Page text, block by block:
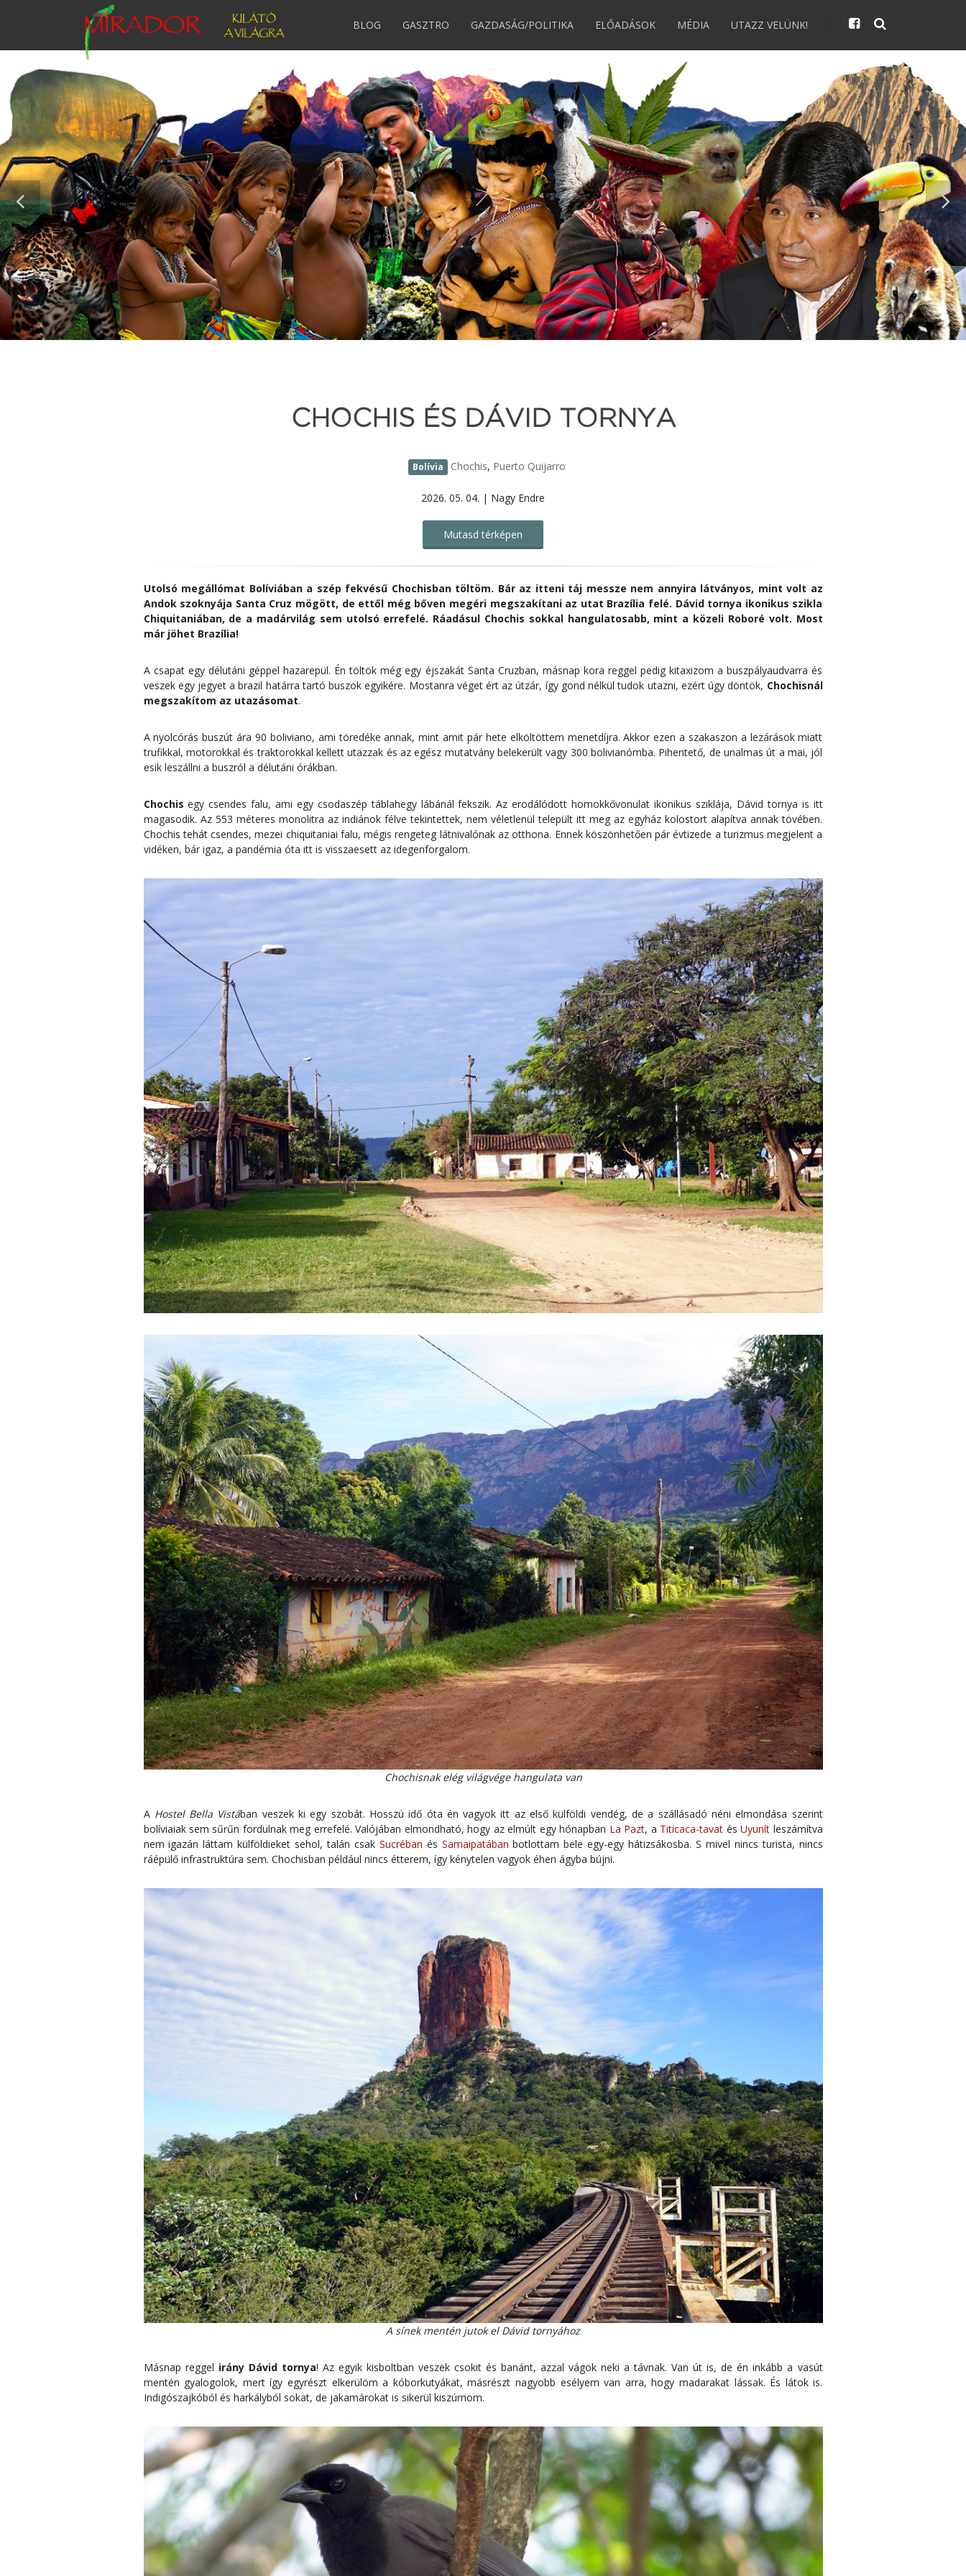
BLOG GASZTRO GAZDASÁG/POLITIKA ELŐADÁSOK MÉDIA UTAZZ VELÜNK!
CHOCHIS ÉS DÁVID TORNYA
Bolívia Chochis, Puerto Quijarro
2026. 05. 04. | Nagy Endre
Mutasd térképen
Utolsó megállómat Bolíviában a szép fekvésű Chochisban töltöm. Bár az itteni táj messze nem annyira látványos, mint volt az
Andok szoknyája Santa Cruz mögött, de ettől még bőven megéri megszakítani az utat Brazília felé. Dávid tornya ikonikus szikla
Chiquitaniában, de a madárvilág sem utolsó errefelé. Ráadásul Chochis sokkal hangulatosabb, mint a közeli Roboré volt. Most
már jöhet Brazília!
A csapat egy délutáni géppel hazarepül. Én töltök még egy éjszakát Santa Cruzban, másnap kora reggel pedig kitaxizom a buszpályaudvarra és
veszek egy jegyet a brazil határra tartó buszok egyikére. Mostanra véget ért az útzár, így gond nélkül tudok utazni, ezért úgy döntök, Chochisnál
megszakítom az utazásomat.
A nyolcórás buszút ára 90 boliviano, ami töredéke annak, mint amit pár hete elköltöttem menetdíjra. Akkor ezen a szakaszon a lezárások miatt
trufikkal, motorokkal és traktorokkal kellett utazzak és az egész mutatvány belekerült vagy 300 bolivianómba. Pihentető, de unalmas út a mai, jól
esik leszállni a buszról a délutáni órákban.
Chochis egy csendes falu, ami egy csodaszép táblahegy lábánál fekszik. Az erodálódott homokkővonulat ikonikus sziklája, Dávid tornya is itt
magasodik. Az 553 méteres monolitra az indiánok félve tekintettek, nem véletlenül települt itt meg az egyház kolostort alapítva annak tövében.
Chochis tehát csendes, mezei chiquitaniai falu, mégis rengeteg látnivalónak az otthona. Ennek köszönhetően pár évtizede a turizmus megjelent a
vidéken, bár igaz, a pandémia óta itt is visszaesett az idegenforgalom.
Chochisnak elég világvége hangulata van
A Hostel Bella Vistában veszek ki egy szobát. Hosszú idő óta én vagyok itt az első külföldi vendég, de a szállásadó néni elmondása szerint
bolíviaiak sem sűrűn fordulnak meg errefelé. Valójában elmondható, hogy az elmúlt egy hónapban La Pazt, a Titicaca-tavat ésUyunít leszámítva
nem igazán láttam külföldieket sehol, talán csak Sucréban és Samaipatában botlottam bele egy-egy hátizsákosba. S mivel nincs turista, nincs
ráépülő infrastruktúra sem. Chochisban például nincs étterem, így kénytelen vagyok éhen ágyba bújni.
A sínek mentén jutok el Dávid tornyához
Másnap reggel irány Dávid tornya! Az egyik kisboltban veszek csokit és banánt, azzal vágok neki a távnak. Van út is, de én inkább a vasút
mentén gyalogolok, mert így egyrészt elkerülöm a kóborkutyákat, másrészt nagyobb esélyem van arra, hogy madarakat lássak. És látok is.
Indigószajkóból és harkályból sokat, de jakamárokat is sikerül kiszúrnom.